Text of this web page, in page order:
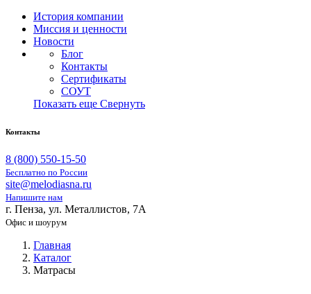
История компании
Миссия и ценности
Новости
Блог
Контакты
Сертификаты
СОУТ
Показать еще Свернуть
Контакты
8 (800) 550-15-50
Бесплатно по России
site@melodiasna.ru
Напишите нам
г. Пенза, ул. Металлистов, 7А
Офис и шоурум
Главная
Каталог
Матрасы